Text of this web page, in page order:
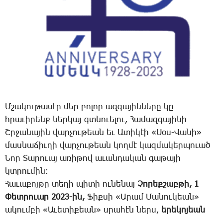
Մ­շա­կու­թա­սէր մեր բո­լոր ազ­գա­յին­նե­րը կը
հրա­ւի­րենք ներ­կայ գտնուե­լու, ­­Հա­մազ­գա­յի­նի
Շր­ջա­նա­յին վար­չու­թեան եւ Ա­տի­կէի ­­«Սօս-­­Վա­նի»
մաս­նա­ճիւ­ղի վար­չու­թեան կող­մէ կազ­մա­կեր­պո­ւած
­­Նոր ­­Տա­րո­ւայ ա­ռի­թով ա­ւան­դա­կան գա­թա­յի
կտրու­մին:
Հաւաքոյթը տե­ղի պի­տի ու­նե­նայ ­­ Չո­րեք­շաբ­թի, 1
­­Փետ­րո­ւար 2023-ին, ­­ Ֆիք­սի «Ա­րամ ­­Մա­նու­կեան»
ա­կում­բի «Ա­ւե­տի­քեան» սրա­հէն ներս, ե­րե­կո­յեան